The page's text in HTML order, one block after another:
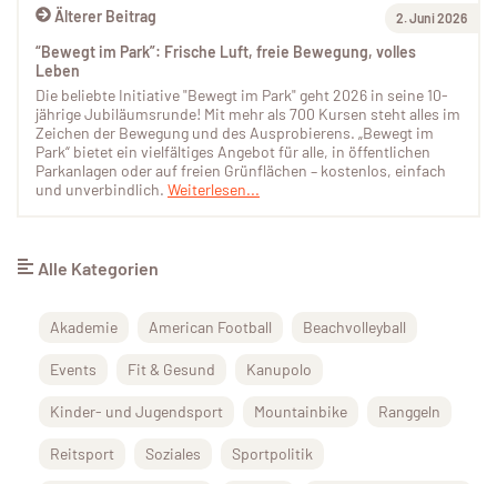
Älterer Beitrag 2. Juni 2026
“Bewegt im Park”: Frische Luft, freie Bewegung, volles
Leben
Die beliebte Initiative "Bewegt im Park" geht 2026 in seine 10-
jährige Jubiläumsrunde! Mit mehr als 700 Kursen steht alles im
Zeichen der Bewegung und des Ausprobierens. „Bewegt im
Park“ bietet ein vielfältiges Angebot für alle, in öffentlichen
Parkanlagen oder auf freien Grünflächen – kostenlos, einfach
und unverbindlich. Weiterlesen...
Alle Kategorien
Akademie American Football Beachvolleyball
Events Fit & Gesund Kanupolo
Kinder- und Jugendsport Mountainbike Ranggeln
Reitsport Soziales Sportpolitik